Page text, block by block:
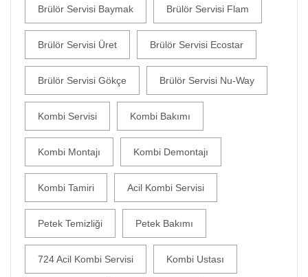
Brülör Servisi Baymak Brülör Servisi Flam
Brülör Servisi Üret Brülör Servisi Ecostar
Brülör Servisi Gökçe Brülör Servisi Nu-Way
Kombi Servisi Kombi Bakımı
Kombi Montajı Kombi Demontajı
Kombi Tamiri Acil Kombi Servisi
Petek Temizliği Petek Bakımı
724 Acil Kombi Servisi Kombi Ustası